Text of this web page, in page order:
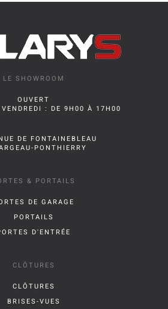
LE SHOWROOM
OUVERT
: DE 9H00 À 17H00
DE FONTAINEBLEAU
PONTHIERRY
& PORTAILS
DE GARAGE
PORTAILS
D'ENTRÉE
CLÔTURES
CLÔTURES
BRISES-VUES